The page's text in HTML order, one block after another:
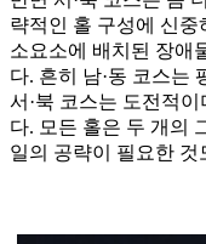
략적인 홀 구성에 신
소요소에 배치된 장애
다. 흔히 남·동 코스는
서·북 코스는 도전적
다. 모든 홀은 두 개의
일의 공략이 필요한 것